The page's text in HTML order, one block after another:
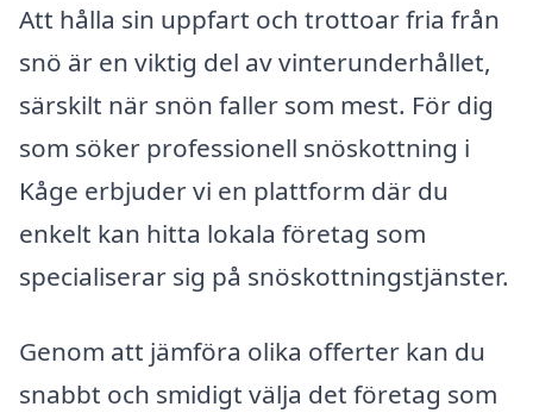
Att hålla sin uppfart och trottoar fria från
snö är en viktig del av vinterunderhållet,
särskilt när snön faller som mest. För dig
som söker professionell snöskottning i
Kåge erbjuder vi en plattform där du
enkelt kan hitta lokala företag som
specialiserar sig på snöskottningstjänster.
Genom att jämföra olika offerter kan du
snabbt och smidigt välja det företag som